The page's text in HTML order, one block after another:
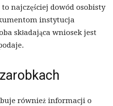
najczęściej dowód osobisty
instytucja
składająca wniosek jest
również informacji o